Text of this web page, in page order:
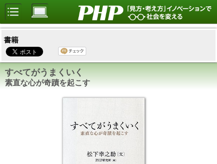
書籍
すべてがうまくいく
素直な心が奇蹟を起こす